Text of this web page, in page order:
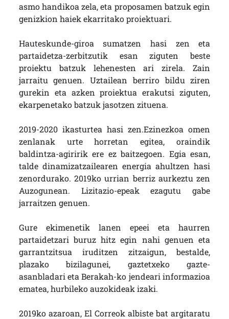
asmo handikoa zela, eta proposamen batzuk egin
genizkion haiek ekarritako proiektuari.
Hauteskunde-giroa sumatzen hasi zen eta
partaidetza-zerbitzutik esan ziguten beste
proiektu batzuk lehenesten ari zirela. Zain
jarraitu genuen. Uztailean berriro bildu ziren
gurekin eta azken proiektua erakutsi ziguten,
ekarpenetako batzuk jasotzen zituena.
2019-2020 ikasturtea hasi zen.Ezinezkoa omen
zenlanak urte horretan egitea, oraindik
baldintza-agiririk ere ez baitzegoen. Egia esan,
talde dinamizatzailearen energia ahultzen hasi
zenordurako. 2019ko urrian berriz aurkeztu zen
Auzogunean. Lizitazio-epeak ezagutu gabe
jarraitzen genuen.
Gure ekimenetik lanen epeei eta haurren
partaidetzari buruz hitz egin nahi genuen eta
garrantzitsua iruditzen zitzaigun, bestalde,
plazako bizilagunei, gaztetxeko gazte-
asanbladari eta Berakah-ko jendeari informazioa
ematea, hurbileko auzokideak izaki.
2019ko azaroan, El Correok albiste bat argitaratu